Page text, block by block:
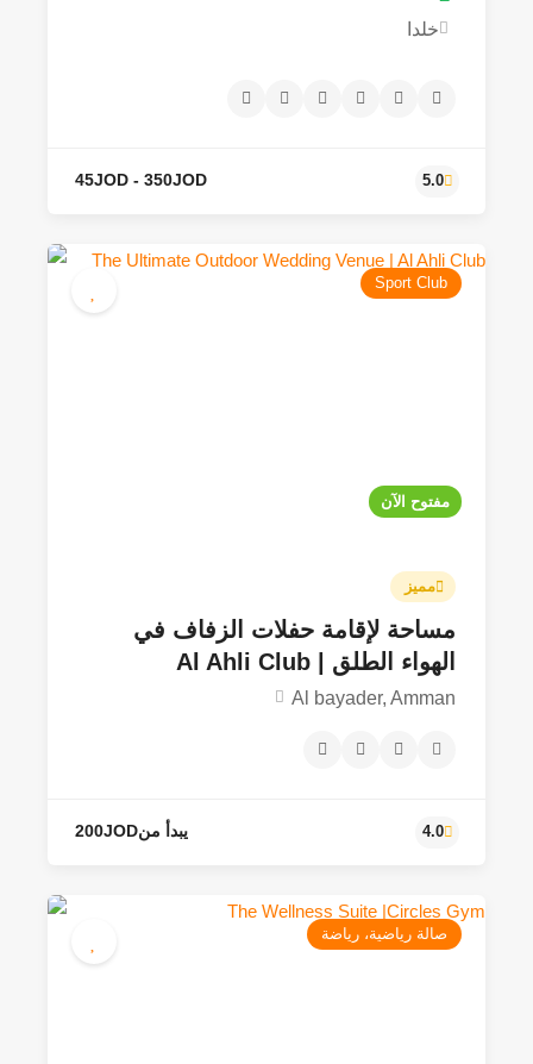
خلدا
مفتوح الآن
Sport Club
مميز
مساحة لإقامة حفلات الزفاف في
الهواء الطلق | Al Ahli Club
Al bayader, Amman
صالة رياضية، رياضة